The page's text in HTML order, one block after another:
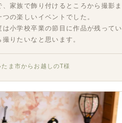
、家族で飾り付けるところから撮影ま
つの楽しいイベントでした。
は小学校卒業の節目に作品が残ってい
撮りたいなと思います。
たま市からお越しのT様